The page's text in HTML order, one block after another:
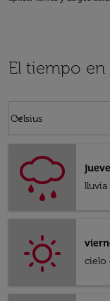
El tiempo en
Celsius
keyboard_arrow_down
lluvia
cielo